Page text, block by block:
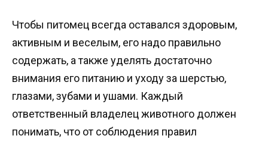
Чтобы питомец всегда оставался здоровым,
активным и веселым, его надо правильно
содержать, а также уделять достаточно
внимания его питанию и уходу за шерстью,
глазами, зубами и ушами. Каждый
ответственный владелец животного должен
понимать, что от соблюдения правил